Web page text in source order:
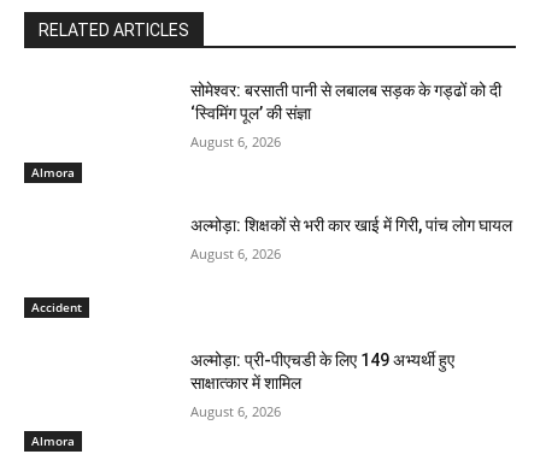
RELATED ARTICLES
Almora
सोमेश्वर: बरसाती पानी से लबालब सड़क के गड्ढों को दी
‘स्विमिंग पूल’ की संज्ञा
August 6, 2026
Accident
अल्मोड़ा: शिक्षकों से भरी कार खाई में गिरी, पांच लोग घायल
August 6, 2026
Almora
अल्मोड़ा: प्री-पीएचडी के लिए 149 अभ्यर्थी हुए
साक्षात्कार में शामिल
August 6, 2026